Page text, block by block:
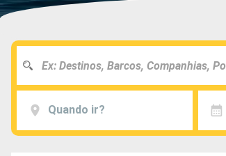
Quando ir?